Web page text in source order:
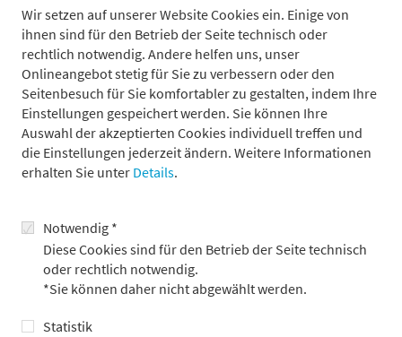
Wir setzen auf unserer Website Cookies ein. Einige von
ihnen sind für den Betrieb der Seite technisch oder
rechtlich notwendig. Andere helfen uns, unser
Onlineangebot stetig für Sie zu verbessern oder den
Seitenbesuch für Sie komfortabler zu gestalten, indem Ihre
Einstellungen gespeichert werden. Sie können Ihre
Auswahl der akzeptierten Cookies individuell treffen und
die Einstellungen jederzeit ändern. Weitere Informationen
erhalten Sie unter Details.
Notwendig *
Diese Cookies sind für den Betrieb der Seite technisch
oder rechtlich notwendig.
*Sie können daher nicht abgewählt werden.
Statistik
Sparquote führen und die Kreditvergabe wieder ankurbeln.
Sollte sich darüber hinaus die Weltwirtschaft beleben, könnte
diese dem deutschen Export zugutekommen. Gleichzeitig
würde ein starker Yuan China dazu veranlassen, die
Binnennachfrage zu stimulieren, um damit den deflationären
Tendenzen im eigenen Land entgegenzuwirken.
Die Chancen und Herausforderungen des Jahres 2025 sind
also eng mit der Rolle des Dollars verknüpft. Während Trump
unilaterale Maßnahmen ergreifen könnte, um kurzfristige
Schwächen der US-Wirtschaft verstärken. Eine multilaterale
Strategie, die den Dollar gezielt schwächt und gleichzeitig den
Welthandel stärkt, bietet die nachhaltigere Lösung. Doch dies
erfordert eine internationale Zusammenarbeit, die oft